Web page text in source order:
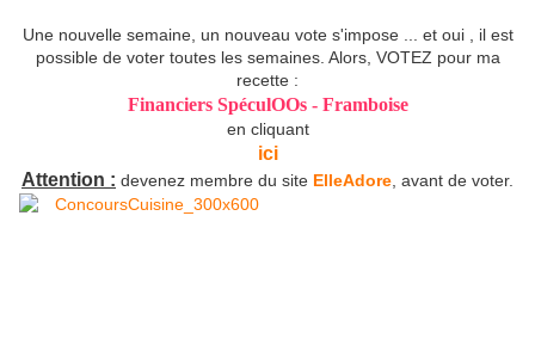
Une nouvelle semaine, un nouveau vote s'impose ... et oui , il est
possible de voter toutes les semaines. Alors, VOTEZ pour ma
recette :
Financiers SpéculOOs - Framboise
en cliquant
ici
Attention : devenez membre du site ElleAdore , avant de voter.